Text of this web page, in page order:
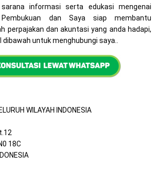
informasi serta edukasi mengenai
dan Saya siap membantu
perpajakan dan akuntasi yang anda hadapi,
untuk menghubungi saya..
WILAYAH INDONESIA
18C